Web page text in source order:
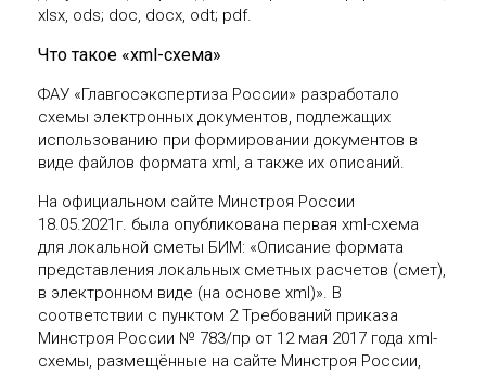
xlsx, ods; doc, docx, odt; pdf.
Что такое «xml-схема»
ФАУ «Главгосэкспертиза России» разработало
схемы электронных документов, подлежащих
использованию при формировании документов в
виде файлов формата xml, а также их описаний.
На официальном сайте Минстроя России
18.05.2021г. была опубликована первая xml-схема
для локальной сметы БИМ: «Описание формата
представления локальных сметных расчетов (смет),
в электронном виде (на основе xml)». В
соответствии с пунктом 2 Требований приказа
Минстроя России № 783/пр от 12 мая 2017 года xml-
схемы, размещённые на сайте Минстроя России,